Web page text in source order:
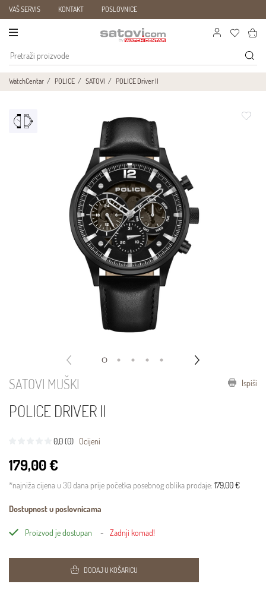
VAŠ SERVIS KONTAKT POSLOVNICE
WatchCentar POLICE SATOVI POLICE Driver II
Ispiši
SATOVI MUŠKI
POLICE DRIVER II
0,0 (0) Ocijeni
179,00 €
*najniža cijena u 30 dana prije početka posebnog oblika prodaje: 179,00 €
Dostupnost u poslovnicama
Proizvod je dostupan Zadnji komad!
DODAJ U KOŠARICU